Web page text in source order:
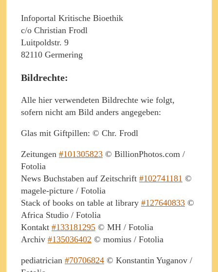
Infoportal Kritische Bioethik
c/o Christian Frodl
Luitpoldstr. 9
82110 Germering
Bildrechte:
Alle hier verwendeten Bildrechte wie folgt,
sofern nicht am Bild anders angegeben:
Glas mit Giftpillen: © Chr. Frodl
Zeitungen #101305823 © BillionPhotos.com /
Fotolia
News Buchstaben auf Zeitschrift #102741181 ©
magele-picture / Fotolia
Stack of books on table at library #127640833 ©
Africa Studio / Fotolia
Kontakt #133181295 © MH / Fotolia
Archiv #135036402 © momius / Fotolia
pediatrician #70706824 © Konstantin Yuganov /